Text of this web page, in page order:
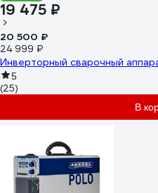
19 475 ₽
20 500 ₽
24 999 ₽
Инверторный сварочный
5
(25)
В